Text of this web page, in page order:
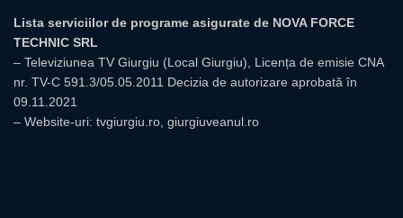
Lista serviciilor de programe asigurate de NOVA FORCE
TECHNIC SRL
– Televiziunea TV Giurgiu (Local Giurgiu), Licența de emisie CNA
nr. TV-C 591.3/05.05.2011 Decizia de autorizare aprobată în
09.11.2021
– Website-uri: tvgiurgiu.ro, giurgiuveanul.ro